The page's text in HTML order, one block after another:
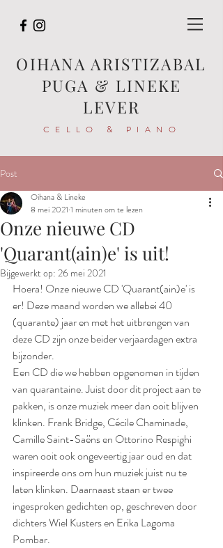
OIHANA ARISTIZABAL
PUGA & LINEKE
LEVER
CELLO & PIANO
Post
Onze nieuwe CD
'Quarant(ain)e' is uit!
Oihana & Lineke
8 mei 2021 1 minuten om te lezen
Bijgewerkt op: 26 mei 2021
Hoera! Onze nieuwe CD 'Quarant(ain)e' is
er! Deze maand worden we allebei 40
(quarante) jaar en met het uitbrengen van
deze CD zijn onze beider verjaardagen extra
bijzonder.
Een CD die we hebben opgenomen in tijden
van quarantaine. Juist door dit project aan te
pakken, is onze muziek meer dan ooit blijven
klinken. Frank Bridge, Cécile Chaminade,
Camille Saint-Saëns en Ottorino Respighi
waren ooit ook ongeveertig jaar oud en dat
inspireerde ons om hun muziek juist nu te
laten klinken. Daarnaast staan er twee
ingesproken gedichten op, geschreven door
dichters Wiel Kusters en Erika Lagoma
Pombar.